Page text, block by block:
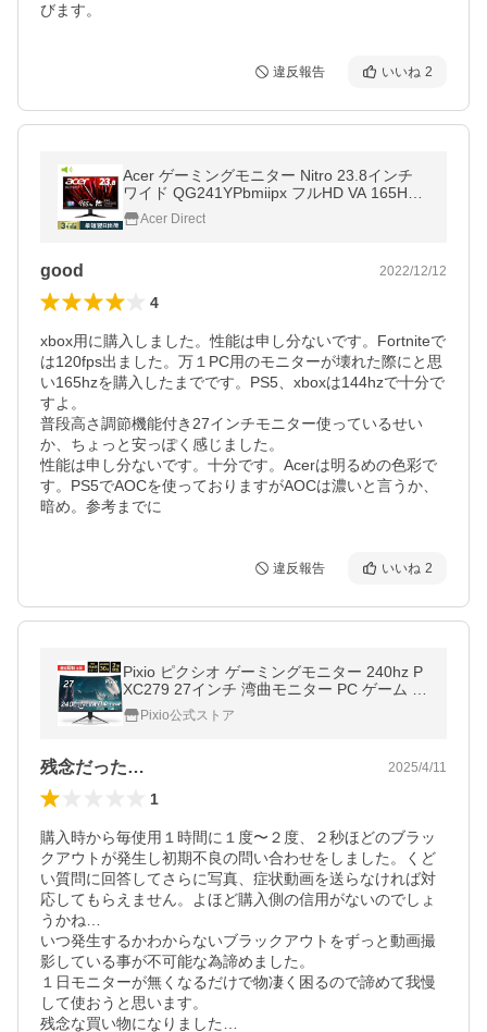
びます。
違反報告 いいね 2
Acer ゲーミングモニター Nitro 23.8インチ
ワイド QG241YPbmiipx フルHD VA 165Hz 1
ms （VRB） HDMI2.0 FreeSync Premium H
DR10 3年保証
Acer Direct
good 2022/12/12
4
xbox用に購入しました。性能は申し分ないです。Fortniteで
は120fps出ました。万１PC用のモニターが壊れた際にと思
い165hzを購入したまでです。PS5、xboxは144hzで十分で
すよ。
普段高さ調節機能付き27インチモニター使っているせい
か、ちょっと安っぽく感じました。
性能は申し分ないです。十分です。Acerは明るめの色彩で
す。PS5でAOCを使っておりますがAOCは濃いと言うか、
暗め。参考までに
違反報告 いいね 2
Pixio ピクシオ ゲーミングモニター 240hz P
XC279 27インチ 湾曲モニター PC ゲーム パ
ソコン 液晶 ディスプレイ 144Hz対応 新品
爆買Pixio公式ストア
残念だった… 2025/4/11
1
購入時から毎使用１時間に１度〜２度、２秒ほどのブラッ
クアウトが発生し初期不良の問い合わせをしました。くど
い質問に回答してさらに写真、症状動画を送らなければ対
応してもらえません。よほど購入側の信用がないのでしょ
うかね…
いつ発生するかわからないブラックアウトをずっと動画撮
影している事が不可能な為諦めました。
１日モニターが無くなるだけで物凄く困るので諦めて我慢
して使おうと思います。
残念な買い物になりました…